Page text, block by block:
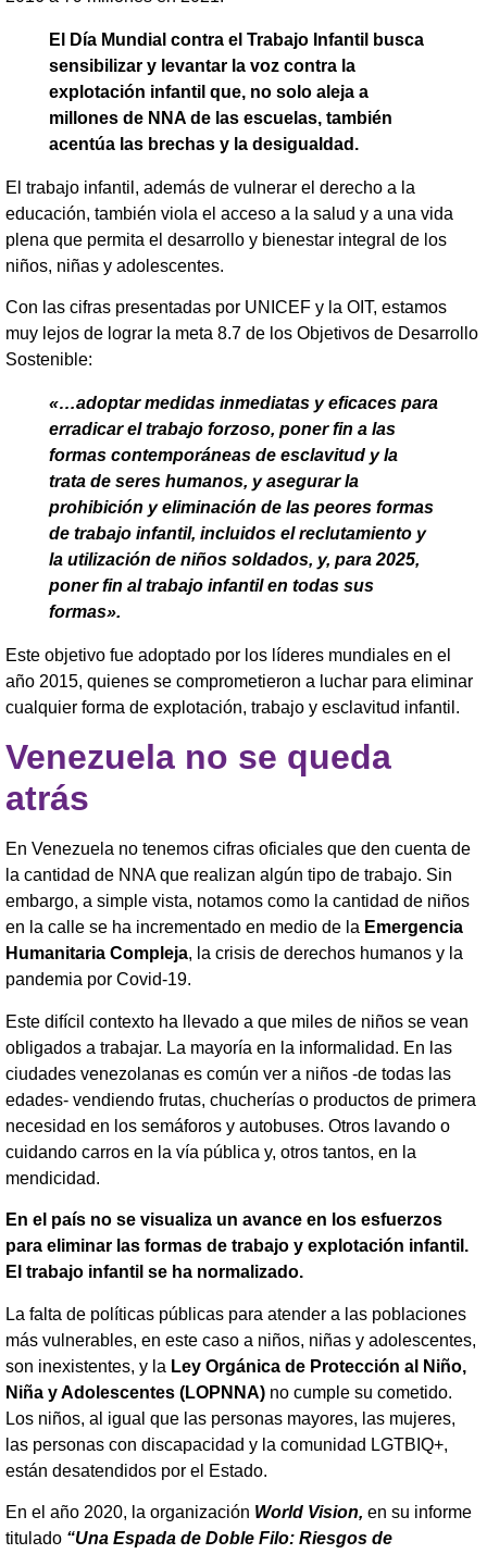
El Día Mundial contra el Trabajo Infantil busca
sensibilizar y levantar la voz contra la
explotación infantil que, no solo aleja a
millones de NNA de las escuelas, también
acentúa las brechas y la desigualdad.
El trabajo infantil, además de vulnerar el derecho a la
educación, también viola el acceso a la salud y a una vida
plena que permita el desarrollo y bienestar integral de los
niños, niñas y adolescentes.
Con las cifras presentadas por UNICEF y la OIT, estamos
muy lejos de lograr la meta 8.7 de los Objetivos de Desarrollo
Sostenible:
«…adoptar medidas inmediatas y eficaces para
erradicar el trabajo forzoso, poner fin a las
formas contemporáneas de esclavitud y la
trata de seres humanos, y asegurar la
prohibición y eliminación de las peores formas
de trabajo infantil, incluidos el reclutamiento y
la utilización de niños soldados, y, para 2025,
poner fin al trabajo infantil en todas sus
formas».
Este objetivo fue adoptado por los líderes mundiales en el
año 2015, quienes se comprometieron a luchar para eliminar
cualquier forma de explotación, trabajo y esclavitud infantil.
Venezuela no se queda
atrás
En Venezuela no tenemos cifras oficiales que den cuenta de
la cantidad de NNA que realizan algún tipo de trabajo. Sin
embargo, a simple vista, notamos como la cantidad de niños
en la calle se ha incrementado en medio de la Emergencia
Humanitaria Compleja, la crisis de derechos humanos y la
pandemia por Covid-19.
Este difícil contexto ha llevado a que miles de niños se vean
obligados a trabajar. La mayoría en la informalidad. En las
ciudades venezolanas es común ver a niños -de todas las
edades- vendiendo frutas, chucherías o productos de primera
necesidad en los semáforos y autobuses. Otros lavando o
cuidando carros en la vía pública y, otros tantos, en la
mendicidad.
En el país no se visualiza un avance en los esfuerzos
para eliminar las formas de trabajo y explotación infantil.
El trabajo infantil se ha normalizado.
La falta de políticas públicas para atender a las poblaciones
más vulnerables, en este caso a niños, niñas y adolescentes,
son inexistentes, y la Ley Orgánica de Protección al Niño,
Niña y Adolescentes (LOPNNA) no cumple su cometido.
Los niños, al igual que las personas mayores, las mujeres,
las personas con discapacidad y la comunidad LGTBIQ+,
están desatendidos por el Estado.
En el año 2020, la organización World Vision, en su informe
titulado “Una Espada de Doble Filo: Riesgos de